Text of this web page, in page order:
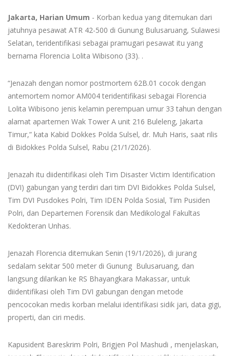
Jakarta, Harian Umum - Korban kedua yang ditemukan dari
jatuhnya pesawat ATR 42-500 di Gunung Bulusaruang, Sulawesi
Selatan, teridentifikasi sebagai pramugari pesawat itu yang
bernama Florencia Lolita Wibisono (33). .
“Jenazah dengan nomor postmortem 62B.01 cocok dengan
antemortem nomor AM004 teridentifikasi sebagai Florencia
Lolita Wibisono jenis kelamin perempuan umur 33 tahun dengan
alamat apartemen Wak Tower A unit 216 Buleleng, Jakarta
Timur,” kata Kabid Dokkes Polda Sulsel, dr. Muh Haris, saat rilis
di Bidokkes Polda Sulsel, Rabu (21/1/2026).
Jenazah itu diidentifikasi oleh Tim Disaster Victim Identification
(DVI) gabungan yang terdiri dari tim DVI Bidokkes Polda Sulsel,
Tim DVI Pusdokes Polri, Tim IDEN Polda Sosial, Tim Pusiden
Polri, dan Departemen Forensik dan Medikologal Fakultas
Kedokteran Unhas.
Jenazah Florencia ditemukan Senin (19/1/2026), di jurang
sedalam sekitar 500 meter di Gunung Bulusaruang, dan
langsung dilarikan ke RS Bhayangkara Makassar, untuk
diidentifikasi oleh Tim DVI gabungan dengan metode
pencocokan medis korban melalui identifikasi sidik jari, data gigi,
properti, dan ciri medis.
Kapusident Bareskrim Polri, Brigjen Pol Mashudi , menjelaskan,